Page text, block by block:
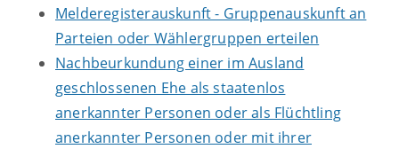
Melderegisterauskunft - Gruppenauskunft an
Parteien oder Wählergruppen erteilen
Nachbeurkundung einer im Ausland
geschlossenen Ehe als staatenlos
anerkannter Personen oder als Flüchtling
anerkannter Personen oder mit ihrer